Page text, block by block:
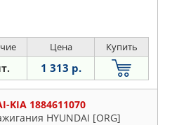
Цена Купить
1 313 р.
KIA 1884611070
HYUNDAI [ORG]